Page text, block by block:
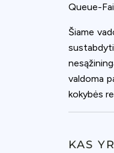
Queue-
Šiame
valdoma
kokybės
KAS